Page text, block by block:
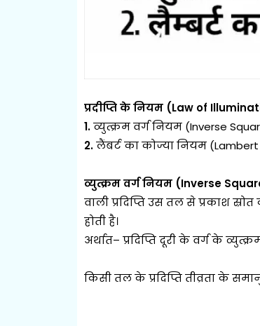
प्रदीप्ति के नियम (Law of
1.व्युत्क्रम वर्ग नियम (Inverse
2.लैंबर्ट का कोज्या नियम (Lambert
व्युत्क्रम वर्ग नियम (Inverse
वाली प्रदिप्ति उस तल से प्रकाश
होती है।
अर्थात– प्रदिप्ति दूरी के वर्ग के
किसी तल के प्रदिप्ति तीव्रता के